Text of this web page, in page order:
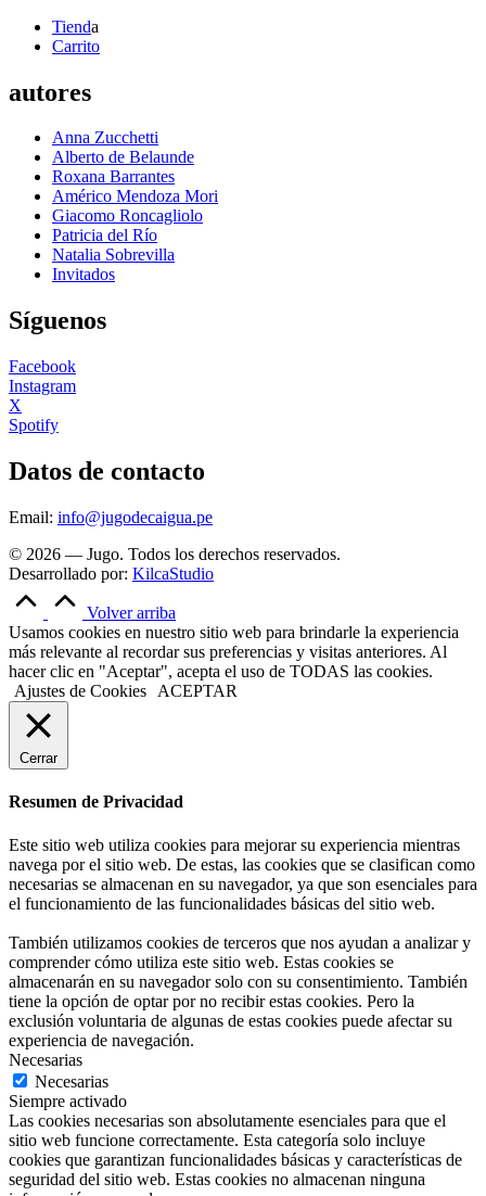
Tienda
Carrito
autores
Anna Zucchetti
Alberto de Belaunde
Roxana Barrantes
Américo Mendoza Mori
Giacomo Roncagliolo
Patricia del Río
Natalia Sobrevilla
Invitados
Síguenos
Facebook
Instagram
X
Spotify
Datos de contacto
Email: info@jugodecaigua.pe
© 2026 — Jugo. Todos los derechos reservados.
Desarrollado por: KilcaStudio
Volver arriba
Usamos cookies en nuestro sitio web para brindarle la experiencia
más relevante al recordar sus preferencias y visitas anteriores. Al
hacer clic en "Aceptar", acepta el uso de TODAS las cookies.
Ajustes de Cookies
ACEPTAR
Cerrar
Resumen de Privacidad
Este sitio web utiliza cookies para mejorar su experiencia mientras
navega por el sitio web. De estas, las cookies que se clasifican como
necesarias se almacenan en su navegador, ya que son esenciales para
el funcionamiento de las funcionalidades básicas del sitio web.
También utilizamos cookies de terceros que nos ayudan a analizar y
comprender cómo utiliza este sitio web. Estas cookies se
almacenarán en su navegador solo con su consentimiento. También
tiene la opción de optar por no recibir estas cookies. Pero la
exclusión voluntaria de algunas de estas cookies puede afectar su
experiencia de navegación.
Necesarias
Necesarias
Siempre activado
Las cookies necesarias son absolutamente esenciales para que el
sitio web funcione correctamente. Esta categoría solo incluye
cookies que garantizan funcionalidades básicas y características de
seguridad del sitio web. Estas cookies no almacenan ninguna